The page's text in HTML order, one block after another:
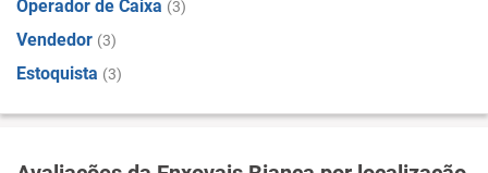
Operador de Caixa (3)
Vendedor (3)
Estoquista (3)